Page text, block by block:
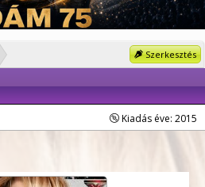
Szerkesztés
Kiadás éve: 2015